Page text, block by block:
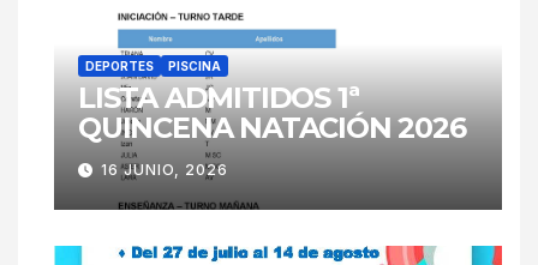
DEPORTES PISCINA
LISTA ADMITIDOS 1ª
QUINCENA NATACIÓN 2026
16 JUNIO, 2026